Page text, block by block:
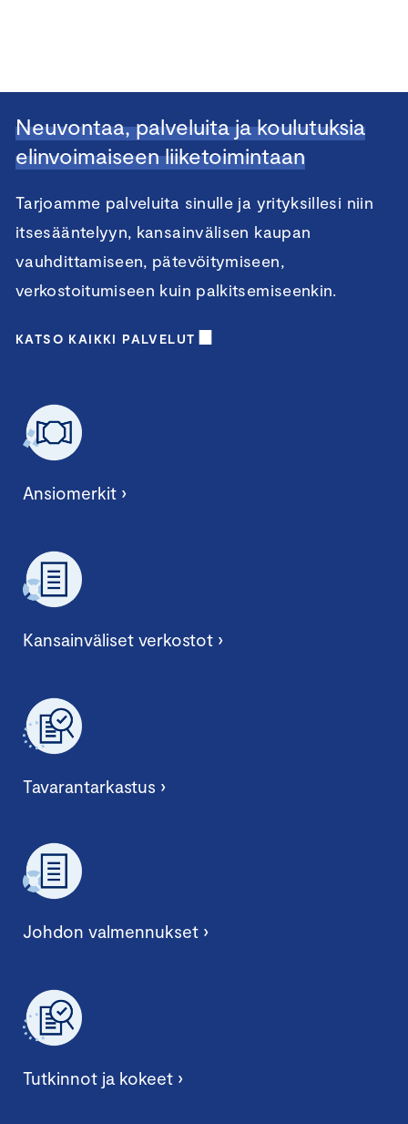
Neuvontaa, palveluita ja koulutuksia
elinvoimaiseen liiketoimintaan
Tarjoamme palveluita sinulle ja yrityksillesi niin
itsesääntelyyn, kansainvälisen kaupan
vauhdittamiseen, pätevöitymiseen,
verkostoitumiseen kuin palkitsemiseenkin.
KATSO KAIKKI PALVELUT
Ansiomerkit ›
Kansainväliset verkostot ›
Tavarantarkastus ›
Johdon valmennukset ›
Tutkinnot ja kokeet ›